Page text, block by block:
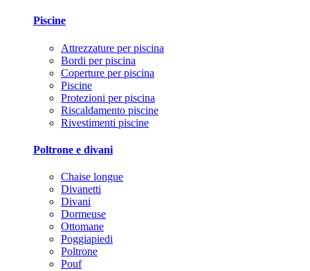
Piscine
Attrezzature per piscina
Bordi per piscina
Coperture per piscina
Piscine
Protezioni per piscina
Riscaldamento piscine
Rivestimenti piscine
Poltrone e divani
Chaise longue
Divanetti
Divani
Dormeuse
Ottomane
Poggiapiedi
Poltrone
Pouf